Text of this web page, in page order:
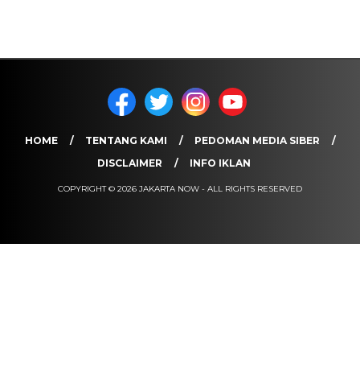
HOME TENTANG KAMI
PEDOMAN MEDIA SIBER
DISCLAIMER
INFO IKLAN
COPYRIGHT © 2026 JAKARTA NOW - ALL RIGHTS RESERVED